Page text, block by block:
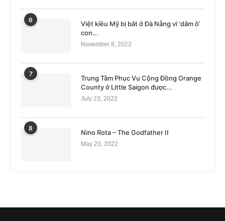
6
Việt kiều Mỹ bị bắt ở Đà Nẵng vì ‘dâm ô’
con...
November 8, 2022
7
Trung Tâm Phục Vụ Cộng Đồng Orange
County ở Little Saigon được...
July 23, 2022
8
Nino Rota – The Godfather II
May 23, 2022